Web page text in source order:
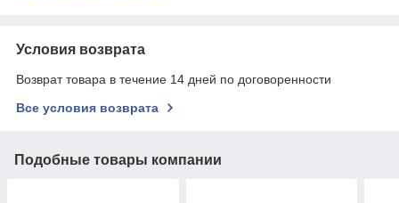
Условия возврата
Возврат товара в течение 14 дней по договоренности
Все условия возврата
Подобные товары компании